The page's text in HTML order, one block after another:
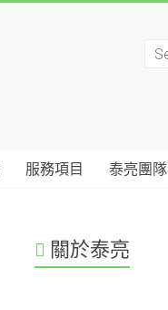
服務項目 泰亮團隊
關於泰亮